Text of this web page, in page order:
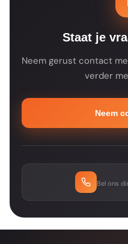
je bestelling
verwachte
Staat je
Neem gerust contact
verder
Neem
Bel ons